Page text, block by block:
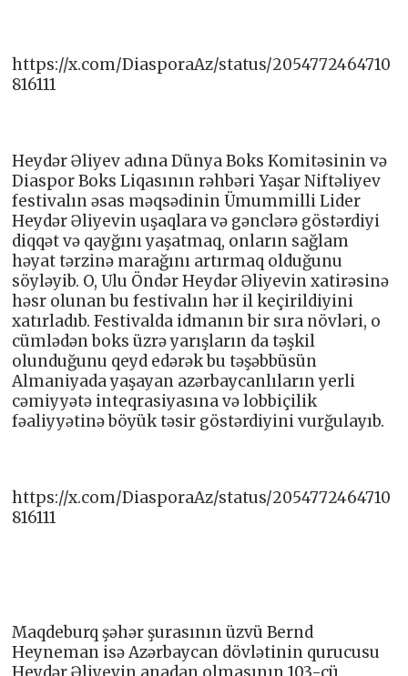
https://x.com/DiasporaAz/status/2054772464710
816111
Heydər Əliyev adına Dünya Boks Komitəsinin və
Diaspor Boks Liqasının rəhbəri Yaşar Niftəliyev
festivalın əsas məqsədinin Ümummilli Lider
Heydər Əliyevin uşaqlara və gənclərə göstərdiyi
diqqət və qayğını yaşatmaq, onların sağlam
həyat tərzinə marağını artırmaq olduğunu
söyləyib. O, Ulu Öndər Heydər Əliyevin xatirəsinə
həsr olunan bu festivalın hər il keçirildiyini
xatırladıb. Festivalda idmanın bir sıra növləri, o
cümlədən boks üzrə yarışların da təşkil
olunduğunu qeyd edərək bu təşəbbüsün
Almaniyada yaşayan azərbaycanlıların yerli
cəmiyyətə inteqrasiyasına və lobbiçilik
fəaliyyətinə böyük təsir göstərdiyini vurğulayıb.
https://x.com/DiasporaAz/status/2054772464710
816111
Maqdeburq şəhər şurasının üzvü Bernd
Heyneman isə Azərbaycan dövlətinin qurucusu